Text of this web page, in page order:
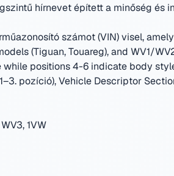
hírnevet épített a minőség és
számot (VIN) visel,
(Tiguan, Touareg), and WV1/
positions 4-6 indicate body
pozíció), Vehicle Descriptor
1VW